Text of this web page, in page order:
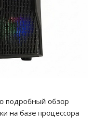
подробный обзор
на базе процессора